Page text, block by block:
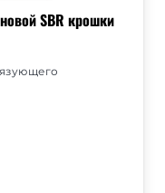
SBR крошки